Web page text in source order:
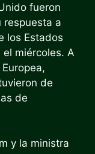
fueron
respuesta a
los Estados
miércoles. A
de
de
y la ministra